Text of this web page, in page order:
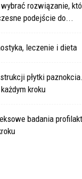
rozwiązanie,
podejście do...
leczenie i dieta
płytki
kroku
badania